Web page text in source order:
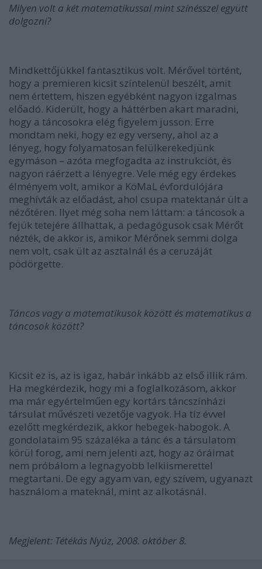
Milyen volt a két matematikussal mint színésszel együtt
dolgozni?
Mindkettőjükkel fantasztikus volt. Mérővel történt,
hogy a premieren kicsit színtelenül beszélt, amit
nem értettem, hiszen egyébként nagyon izgalmas
előadó. Kiderült, hogy a háttérben akart maradni,
hogy a táncosokra elég figyelem jusson. Erre
mondtam neki, hogy ez egy verseny, ahol az a
lényeg, hogy folyamatosan felülkerekedjünk
egymáson – azóta megfogadta az instrukciót, és
nagyon ráérzett a lényegre. Vele még egy érdekes
élményem volt, amikor a KöMaL évfordulójára
meghívták az előadást, ahol csupa matektanár ült a
nézőtéren. Ilyet még soha nem láttam: a táncosok a
fejük tetejére állhattak, a pedagógusok csak Mérőt
nézték, de akkor is, amikor Mérőnek semmi dolga
nem volt, csak ült az asztalnál és a ceruzáját
pödörgette.
Táncos vagy a matematikusok között és matematikus a
táncosok között?
Kicsit ez is, az is igaz, habár inkább az első illik rám.
Ha megkérdezik, hogy mi a foglalkozásom, akkor
ma már egyértelműen egy kortárs táncszínházi
társulat művészeti vezetője vagyok. Ha tíz évvel
ezelőtt megkérdezik, akkor hebegek-habogok. A
gondolataim 95 százaléka a tánc és a társulatom
körül forog, ami nem jelenti azt, hogy az óráimat
nem próbálom a legnagyobb lelkiismerettel
megtartani. De egy agyam van, egy szívem, ugyanazt
használom a mateknál, mint az alkotásnál.
Megjelent: Tétékás Nyúz, 2008. október 8.